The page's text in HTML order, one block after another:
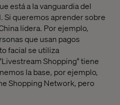
está a la vanguardia del
Si queremos aprender sobre
lidera. Por ejemplo,
que usan pagos
facial se utiliza
Shopping" tiene
la base, por ejemplo,
Shopping Network, pero